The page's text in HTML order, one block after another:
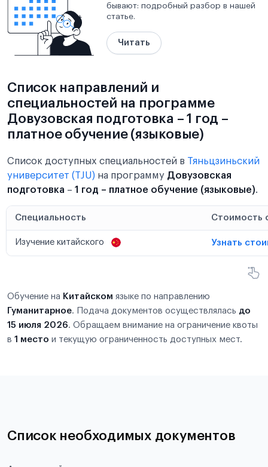
бывают: подробный разбор в нашей
статье.
Читать
Список направлений и
специальностей на программе
Довузовская подготовка – 1 год –
платное обучение (языковые)
Список доступных специальностей в Тяньцзиньский
университет (TJU) на программу Довузовская
подготовка – 1 год – платное обучение (языковые).
Специальность Стоимость
Изучение китайского Узнать
Обучение на Китайском языке по направлению
Гуманитарное. Подача документов осуществлялась до
15 июля 2026. Обращаем внимание на ограничение квоты
в 1 место и текущую ограниченность доступных мест.
Список необходимых документов